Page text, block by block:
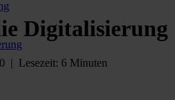
Digitalisierung
| Lesezeit: 6 Minuten